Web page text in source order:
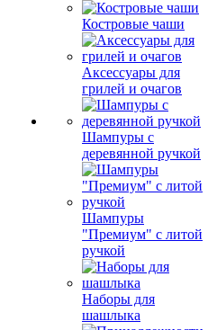
Костровые чаши
Аксессуары для
грилей и очагов
Шампуры с
деревянной ручкой
Шампуры
"Премиум" с литой
ручкой
Наборы для
шашлыка